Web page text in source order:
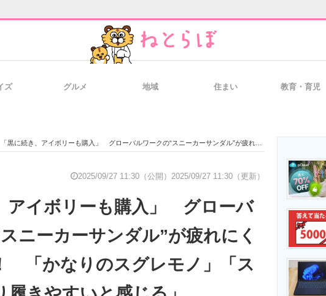
経営リーダーのコミュニティ
製造業のIT導入・活用を支援
ロニクス専門サイト 電子設計の基本と応用 エネルギーの専門メディア
ズ グルメ 地域 住まい 教育・育児
「黒に続き、アイボリーも購入」 グローバルワークの“スニーカーサンダル”が疲れにくいと高評価！ 「かなりのスグレモノ」「スニーカーより履きやすいと感じる」
2025/09/27 11:30（公開） 2025/09/27 11:30（更新）
アイボリーも購入」 グローバ
ニーカーサンダル”が疲れにく
「かなりのスグレモノ」「ス